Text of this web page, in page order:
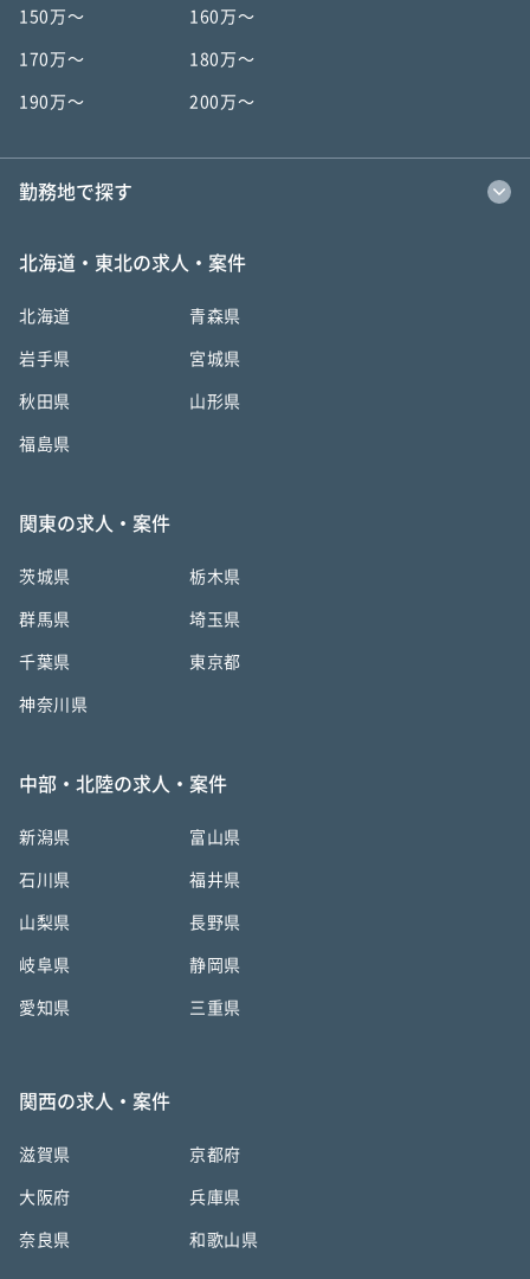
150万〜 160万〜
170万〜 180万〜
190万〜 200万〜
勤務地で探す
北海道・東北の求人・案件
北海道 青森県
岩手県 宮城県
秋田県 山形県
福島県
関東の求人・案件
茨城県 栃木県
群馬県 埼玉県
千葉県 東京都
神奈川県
中部・北陸の求人・案件
新潟県 富山県
石川県 福井県
山梨県 長野県
岐阜県 静岡県
愛知県 三重県
関西の求人・案件
滋賀県 京都府
大阪府 兵庫県
奈良県 和歌山県